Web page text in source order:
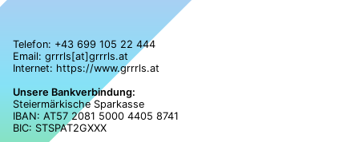
Telefon: +43 699 105 22 444
Email: grrrls[at]grrrls.at
Internet: https://www.grrrls.at
Unsere Bankverbindung:
Steiermärkische Sparkasse
IBAN: AT57 2081 5000 4405 8741
BIC: STSPAT2GXXX